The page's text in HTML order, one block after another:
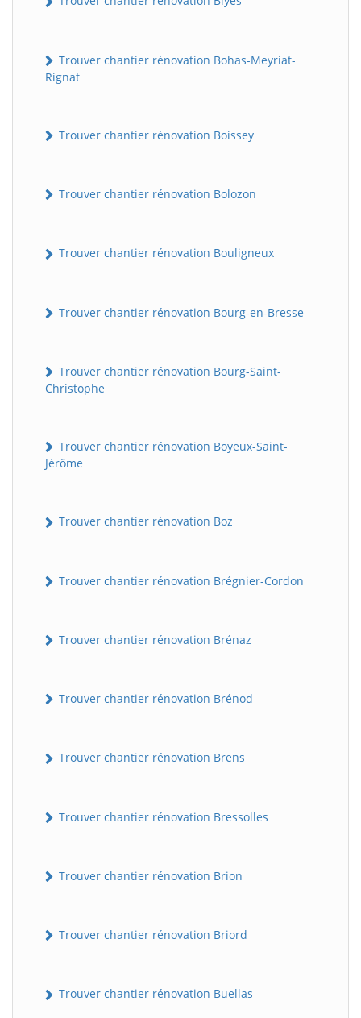
Trouver chantier rénovation Bohas-Meyriat-
Rignat
Trouver chantier rénovation Boissey
Trouver chantier rénovation Bolozon
Trouver chantier rénovation Bouligneux
Trouver chantier rénovation Bourg-en-Bresse
Trouver chantier rénovation Bourg-Saint-
Christophe
Trouver chantier rénovation Boyeux-Saint-
Jérôme
Trouver chantier rénovation Boz
Trouver chantier rénovation Brégnier-Cordon
Trouver chantier rénovation Brénaz
Trouver chantier rénovation Brénod
Trouver chantier rénovation Brens
Trouver chantier rénovation Bressolles
Trouver chantier rénovation Brion
Trouver chantier rénovation Briord
Trouver chantier rénovation Buellas